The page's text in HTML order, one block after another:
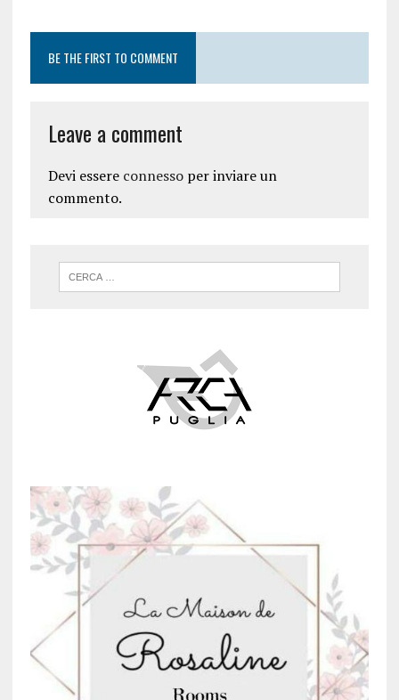
BE THE FIRST TO COMMENT
Leave a comment
Devi essere connessoper inviare un
commento.